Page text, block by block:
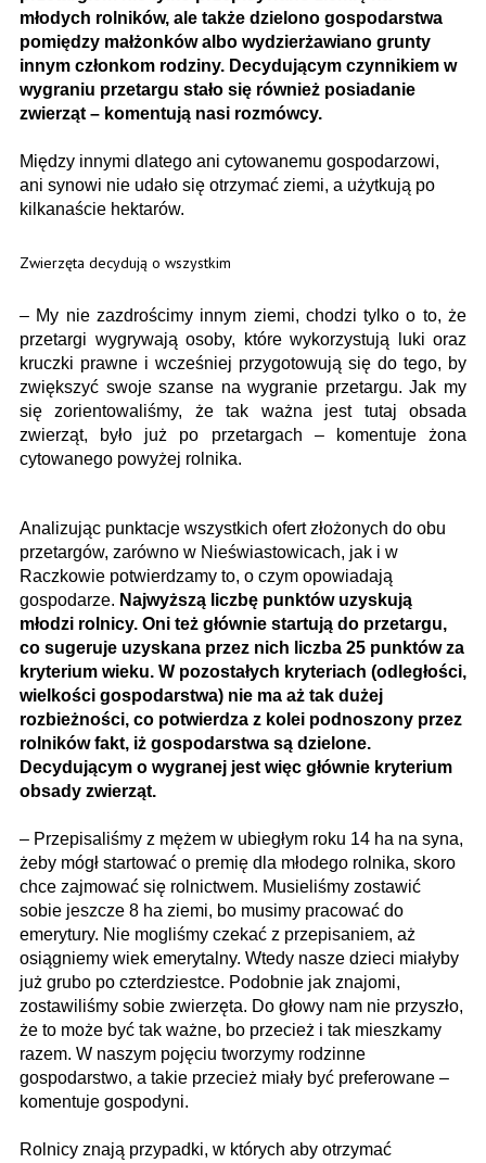
młodych rolników, ale także dzielono gospodarstwa
pomiędzy małżonków albo wydzierżawiano grunty
innym członkom rodziny. Decydującym czynnikiem w
wygraniu przetargu stało się również posiadanie
zwierząt – komentują nasi rozmówcy.
Między innymi dlatego ani cytowanemu gospodarzowi,
ani synowi nie udało się otrzymać ziemi, a użytkują po
kilkanaście hektarów.
Zwierzęta decydują o wszystkim
– My nie zazdrościmy innym ziemi, chodzi tylko o to, że
przetargi wygrywają osoby, które wykorzystują luki oraz
kruczki prawne i wcześniej przygotowują się do tego, by
zwiększyć swoje szanse na wygranie przetargu. Jak my
się zorientowaliśmy, że tak ważna jest tutaj obsada
zwierząt, było już po przetargach – komentuje żona
cytowanego powyżej rolnika.
Analizując punktacje wszystkich ofert złożonych do obu
przetargów, zarówno w Nieświastowicach, jak i w
Raczkowie potwierdzamy to, o czym opowiadają
gospodarze. Najwyższą liczbę punktów uzyskują
młodzi rolnicy. Oni też głównie startują do przetargu,
co sugeruje uzyskana przez nich liczba 25 punktów za
kryterium wieku. W pozostałych kryteriach (odległości,
wielkości gospodarstwa) nie ma aż tak dużej
rozbieżności, co potwierdza z kolei podnoszony przez
rolników fakt, iż gospodarstwa są dzielone.
Decydującym o wygranej jest więc głównie kryterium
obsady zwierząt.
– Przepisaliśmy z mężem w ubiegłym roku 14 ha na syna,
żeby mógł startować o premię dla młodego rolnika, skoro
chce zajmować się rolnictwem. Musieliśmy zostawić
sobie jeszcze 8 ha ziemi, bo musimy pracować do
emerytury. Nie mogliśmy czekać z przepisaniem, aż
osiągniemy wiek emerytalny. Wtedy nasze dzieci miałyby
już grubo po czterdziestce. Podobnie jak znajomi,
zostawiliśmy sobie zwierzęta. Do głowy nam nie przyszło,
że to może być tak ważne, bo przecież i tak mieszkamy
razem. W naszym pojęciu tworzymy rodzinne
gospodarstwo, a takie przecież miały być preferowane –
komentuje gospodyni.
Rolnicy znają przypadki, w których aby otrzymać